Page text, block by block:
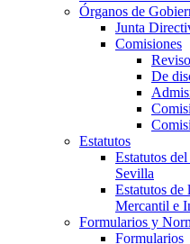
Órganos de
Junta
Comisiones
De
Estatutos
Estatutos
Sevilla
Estatutos
Mercantil e
Formularios y
Formularios